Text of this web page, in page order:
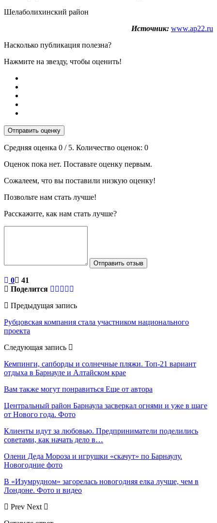
Шелаболихинский район
Источник: www.ap22.ru
Насколько публикация полезна?
Нажмите на звезду, чтобы оценить!
Отправить оценку
Средняя оценка 0 / 5. Количество оценок: 0
Оценок пока нет. Поставьте оценку первым.
Сожалеем, что вы поставили низкую оценку!
Позвольте нам стать лучше!
Расскажите, как нам стать лучше?
Отправить отзыв
0
41
Поделится
Предыдущая запись
Рубцовская компания стала участником национального
проекта
Следующая запись
Кемпинги, сапборды и солнечные пляжи. Топ-21 вариант
отдыха в Барнауле и Алтайском крае
Вам также могут понравиться Еще от автора
Центральный район Барнаула засверкал огнями и уже в шаге
от Нового года. Фото
Клиенты идут за любовью. Предприниматели поделились
советами, как начать дело в…
Олени Деда Мороза и игрушки «скачут» по Барнаулу.
Новогодние фото
В «Изумрудном» загорелась новогодняя елка лучше, чем в
Лондоне. Фото и видео
Prev Next